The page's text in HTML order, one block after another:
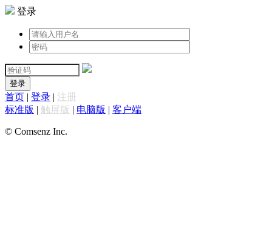
登录
登录
首页 | 登录 | 注册
标准版 | 触屏版 | 电脑版 | 客户端
© Comsenz Inc.